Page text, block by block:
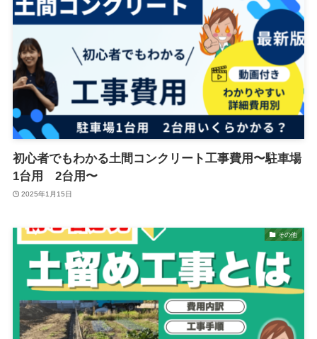
初心者でもわかる土間コンクリート工事費用〜駐車場
1台用 2台用〜
2025年1月15日
その他